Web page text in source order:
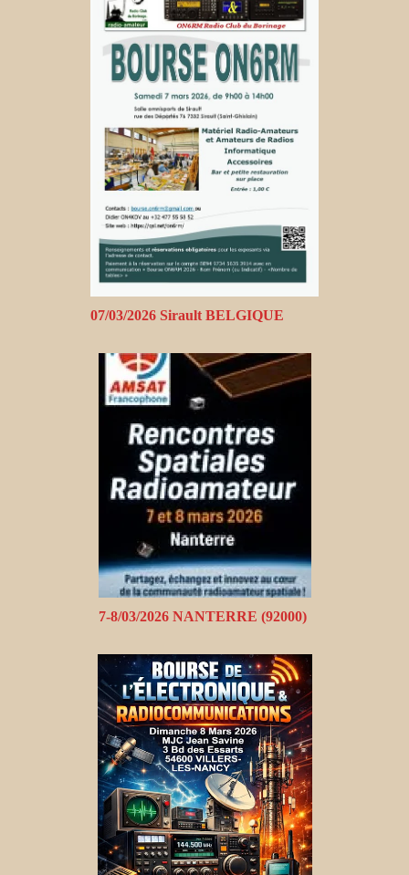
07/03/2026 Sirault BELGIQUE
7-8/03/2026 NANTERRE (92000)